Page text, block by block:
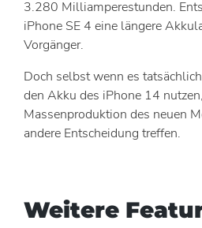
3.280 Milliamperestunden.
iPhone SE 4 eine längere
Vorgänger.
Doch selbst wenn es
den Akku des iPhone 14
Massenproduktion des neuen
andere Entscheidung treffen.
Weitere